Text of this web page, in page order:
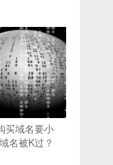
买域名要小
名被K过？